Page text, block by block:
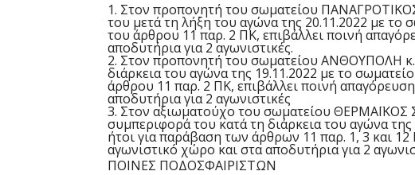
1. Στον προπονητή του σωματείου
του μετά τη λήξη του αγώνα της 20.11.2022 με το
του άρθρου 11 παρ. 2 ΠΚ, επιβάλλει ποινή
αποδυτήρια για2 αγωνιστικές.
2. Στον προπονητή του σωματείου ΑΝΘΟΥΠΟΛΗ κ.
διάρκειατου αγώνα της 19.11.2022 με το σωματείο
άρθρου 11 παρ. 2 ΠΚ, επιβάλλει ποινή
αποδυτήρια για2 αγωνιστικές
3. Στον αξιωματούχο του σωματείου ΘΕΡΜΑΪΚΟΣ
συμπεριφορά του κατά τη διάρκειατου αγώνα της
ήτοι για παράβαση των άρθρων 11 παρ. 1, 3 και 12
αγωνιστικό χώρο και στα αποδυτήρια για 2
ΠΟΙΝΕΣ ΠΟΔΟΣΦΑΙΡΙΣΤΩΝ